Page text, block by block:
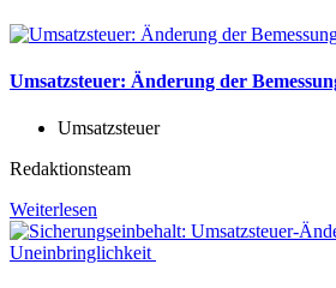
Umsatzsteuer: Änderung der
Umsatzsteuer
Redaktionsteam
Weiterlesen